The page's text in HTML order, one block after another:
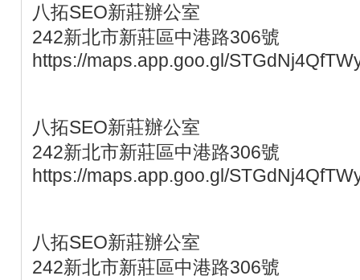
八拓SEO新莊辦公室
242新北市新莊區中港路306號
https://maps.app.goo.gl/
八拓SEO新莊辦公室
242新北市新莊區中港路306號
https://maps.app.goo.gl/
八拓SEO新莊辦公室
242新北市新莊區中港路306號